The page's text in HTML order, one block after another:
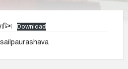
Download